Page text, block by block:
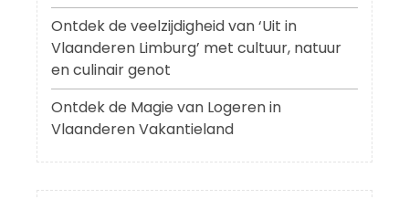
Ontdek de veelzijdigheid van ‘Uit in
Vlaanderen Limburg’ met cultuur, natuur
en culinair genot
Ontdek de Magie van Logeren in
Vlaanderen Vakantieland